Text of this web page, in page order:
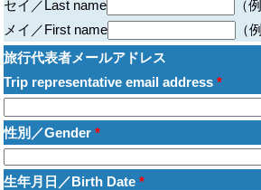
セイ／Last name
（
メイ／First name
（
旅行代表者メールアドレス
Trip representative email address *
性別／Gender *
生年月日／Birth Date *